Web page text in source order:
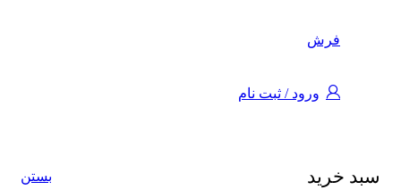
فرش
ورود / ثبت نام
سبد خرید بستن